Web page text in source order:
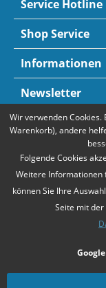
Service Hotline
Shop Service
Informationen
Newsletter
Zahlungsarten
Unsere Angebote
Wir verwenden Cookies.
Warenkorb), andere
Folgende Cookies
Weitere Informationen
können Sie Ihre
Seite mit